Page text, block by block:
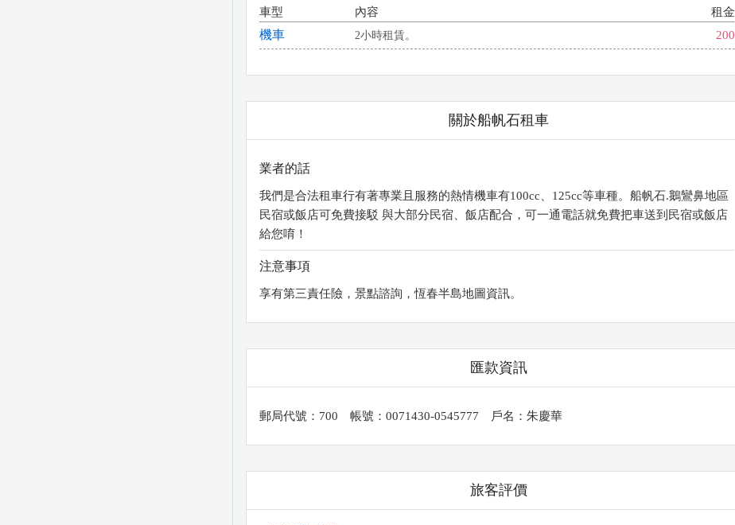
車型 內容 租金
機車 2小時租賃。 200
關於船帆石租車
業者的話
我們是合法租車行有著專業且服務的熱情機車有100cc、125cc等車種。船帆石.鵝鸞鼻地區
民宿或飯店可免費接駁 與大部分民宿、飯店配合，可一通電話就免費把車送到民宿或飯店
給您唷！
注意事項
享有第三責任險，景點諮詢，恆春半島地圖資訊。
匯款資訊
郵局代號：700 帳號：0071430-0545777 戶名：朱慶華
旅客評價